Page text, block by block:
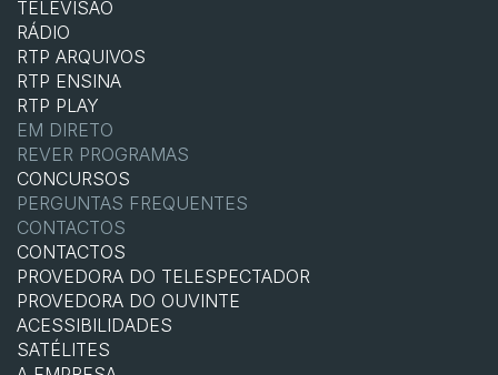
TELEVISÃO
RÁDIO
RTP ARQUIVOS
RTP ENSINA
RTP PLAY
EM DIRETO
REVER PROGRAMAS
CONCURSOS
PERGUNTAS FREQUENTES
CONTACTOS
CONTACTOS
PROVEDORA DO TELESPECTADOR
PROVEDORA DO OUVINTE
ACESSIBILIDADES
SATÉLITES